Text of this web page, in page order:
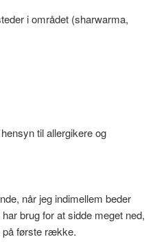
i området (sharwarma,
til allergikere og
når jeg indimellem beder
brug for at sidde meget ned,
på første række.